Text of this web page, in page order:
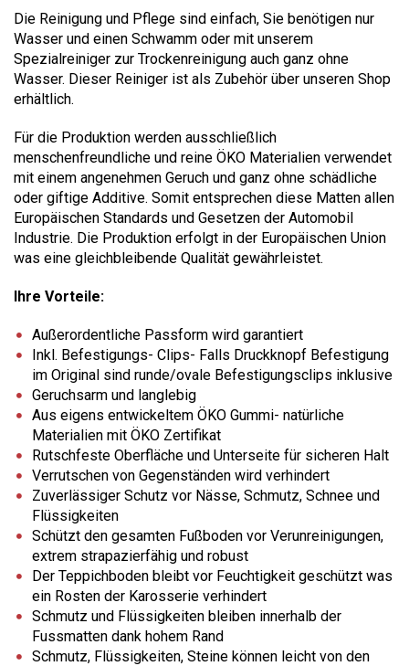
Die Reinigung und Pflege sind einfach, Sie benötigen nur
Wasser und einen Schwamm oder mit unserem
Spezialreiniger zur Trockenreinigung auch ganz ohne
Wasser. Dieser Reiniger ist als Zubehör über unseren Shop
erhältlich.
Für die Produktion werden ausschließlich
menschenfreundliche und reine ÖKO Materialien verwendet
mit einem angenehmen Geruch und ganz ohne schädliche
oder giftige Additive. Somit entsprechen diese Matten allen
Europäischen Standards und Gesetzen der Automobil
Industrie. Die Produktion erfolgt in der Europäischen Union
was eine gleichbleibende Qualität gewährleistet.
Ihre Vorteile:
Außerordentliche Passform wird garantiert
Inkl. Befestigungs- Clips- Falls Druckknopf Befestigung
im Original sind runde/ovale Befestigungsclips inklusive
Geruchsarm und langlebig
Aus eigens entwickeltem ÖKO Gummi- natürliche
Materialien mit ÖKO Zertifikat
Rutschfeste Oberfläche und Unterseite für sicheren Halt
Verrutschen von Gegenständen wird verhindert
Zuverlässiger Schutz vor Nässe, Schmutz, Schnee und
Flüssigkeiten
Schützt den gesamten Fußboden vor Verunreinigungen,
extrem strapazierfähig und robust
Der Teppichboden bleibt vor Feuchtigkeit geschützt was
ein Rosten der Karosserie verhindert
Schmutz und Flüssigkeiten bleiben innerhalb der
Fussmatten dank hohem Rand
Schmutz, Flüssigkeiten, Steine können leicht von den